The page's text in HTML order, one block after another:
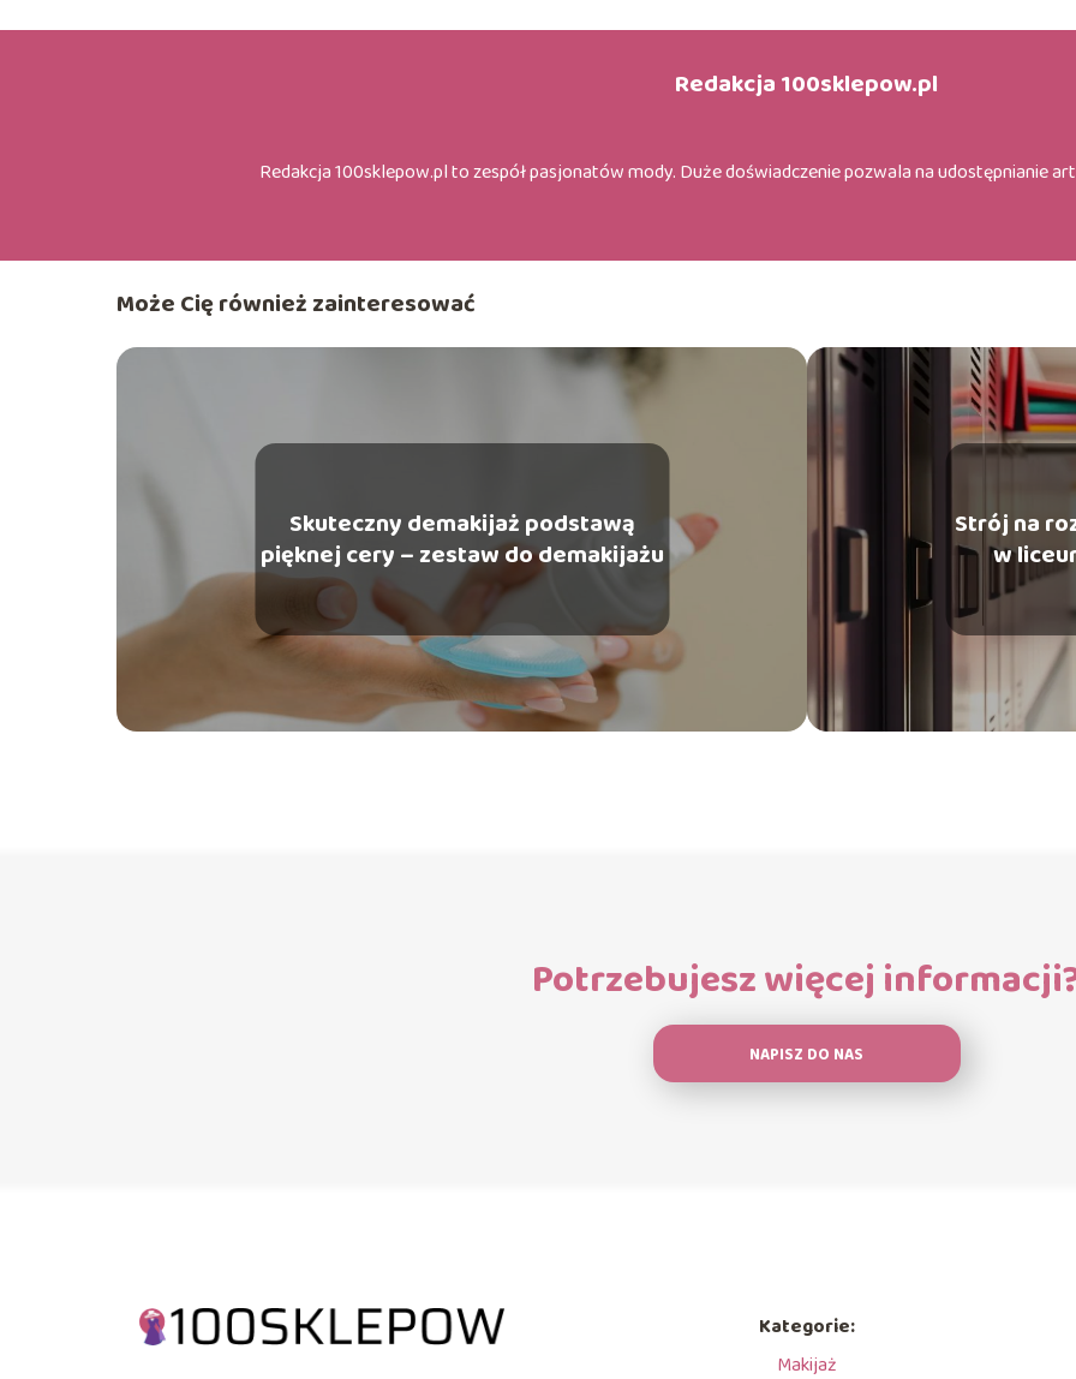
Redakcja 100sklepow.pl
Redakcja 100sklepow.pl to zespół pasjonatów mody. Duże doświadczenie pozwala na udostępnianie
Może Cię również zainteresować
Skuteczny demakijaż podstawą
pięknej cery – zestaw do demakijażu
Strój na
w
Potrzebujesz więcej
NAPISZ DO NAS
Kategorie:
Makijaż